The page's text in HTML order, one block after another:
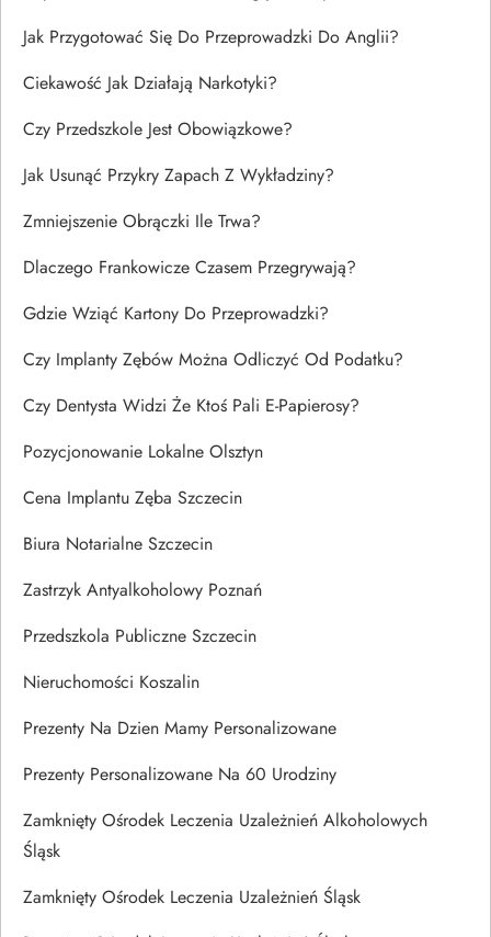
Jak Przygotować Się Do Przeprowadzki Do Anglii?
Ciekawość Jak Działają Narkotyki?
Czy Przedszkole Jest Obowiązkowe?
Jak Usunąć Przykry Zapach Z Wykładziny?
Zmniejszenie Obrączki Ile Trwa?
Dlaczego Frankowicze Czasem Przegrywają?
Gdzie Wziąć Kartony Do Przeprowadzki?
Czy Implanty Zębów Można Odliczyć Od Podatku?
Czy Dentysta Widzi Że Ktoś Pali E-Papierosy?
Pozycjonowanie Lokalne Olsztyn
Cena Implantu Zęba Szczecin
Biura Notarialne Szczecin
Zastrzyk Antyalkoholowy Poznań
Przedszkola Publiczne Szczecin
Nieruchomości Koszalin
Prezenty Na Dzien Mamy Personalizowane
Prezenty Personalizowane Na 60 Urodziny
Zamknięty Ośrodek Leczenia Uzależnień Alkoholowych
Śląsk
Zamknięty Ośrodek Leczenia Uzależnień Śląsk